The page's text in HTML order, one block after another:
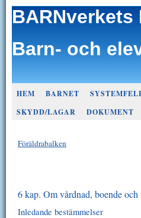
Barn- och
HEM BARNET
SKYDD/LAGAR
DOKUMENT
Föräldrabalken
6 kap. Om vårdnad, boende och
Inledande bestämmelser